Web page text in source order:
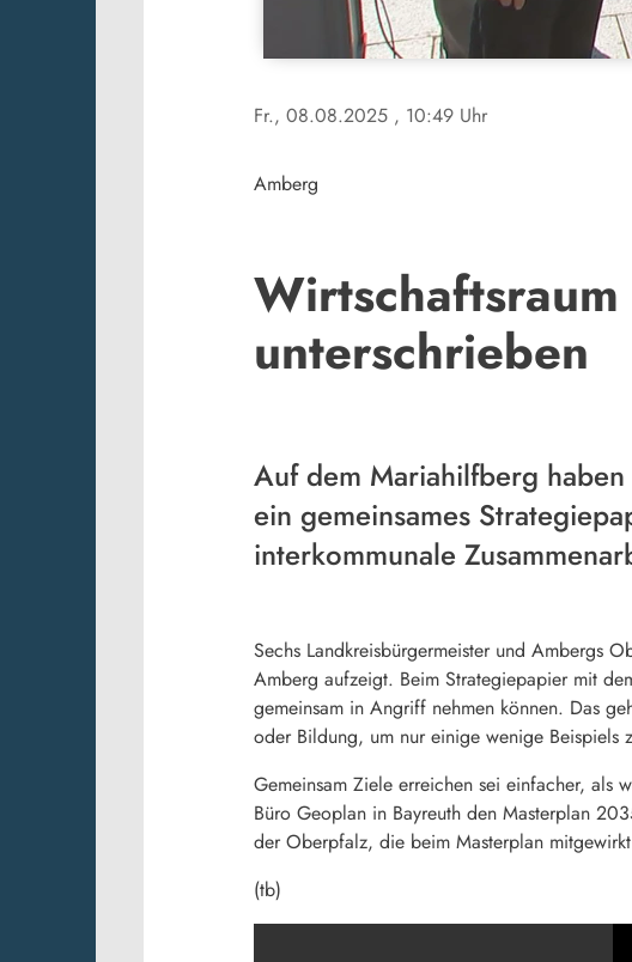
Fr., 08.08.2025 , 10:49 Uhr
Amberg
unterschrieben
Auf dem Mariahilfberg
ein gemeinsames
interkommunale
Sechs Landkreisbürgermeister und Ambergs
Amberg aufzeigt. Beim Strategiepapier mit
gemeinsam in Angriff nehmen können. Das
oder Bildung, um nur einige wenige Beispiels
Gemeinsam Ziele erreichen sei einfacher, als
Büro Geoplan in Bayreuth den Masterplan
der Oberpfalz, die beim Masterplan
(tb)